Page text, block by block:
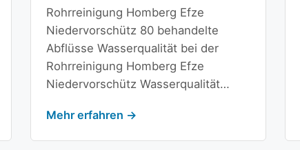
Rohrreinigung Homberg Efze
Niedervorschütz 80 behandelte
Abflüsse Wasserqualität bei der
Rohrreinigung Homberg Efze
Niedervorschütz Wasserqualität…
Mehr erfahren →